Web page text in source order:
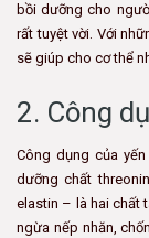
bồi dưỡng cho
rất tuyệt vời. Với
sẽ giúp cho cơ thể
2. Công
Công dụng của
dưỡng chất
elastin – là hai chất
ngừa nếp nhăn,